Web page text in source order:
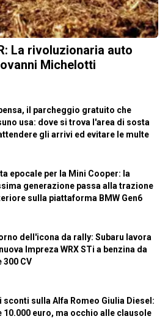
La rivoluzionaria auto
Michelotti
il parcheggio gratuito che
usa: dove si trova l'area di sosta
gli arrivi ed evitare le multe
epocale per la Mini Cooper: la
generazione passa alla trazione
sulla piattaforma BMW Gen6
dell'icona da rally: Subaru lavora
Impreza WRX STi a benzina da
300 CV
sconti sulla Alfa Romeo Giulia Diesel:
10.000 euro, ma occhio alle clausole